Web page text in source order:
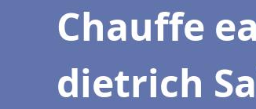
Chauffe
dietrich